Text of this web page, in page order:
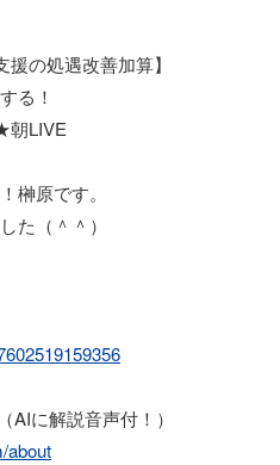
の処遇改善加算】
る！
朝LIVE
榊原です。
た（＾＾）
に解説音声付！）
about